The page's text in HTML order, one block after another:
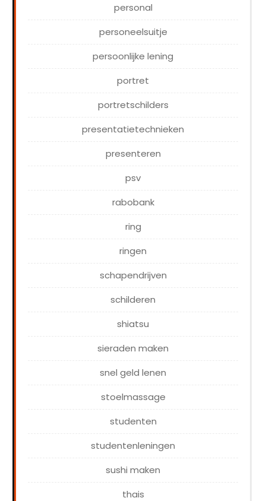
personal
personeelsuitje
persoonlijke lening
portret
portretschilders
presentatietechnieken
presenteren
psv
rabobank
ring
ringen
schapendrijven
schilderen
shiatsu
sieraden maken
snel geld lenen
stoelmassage
studenten
studentenleningen
sushi maken
thais